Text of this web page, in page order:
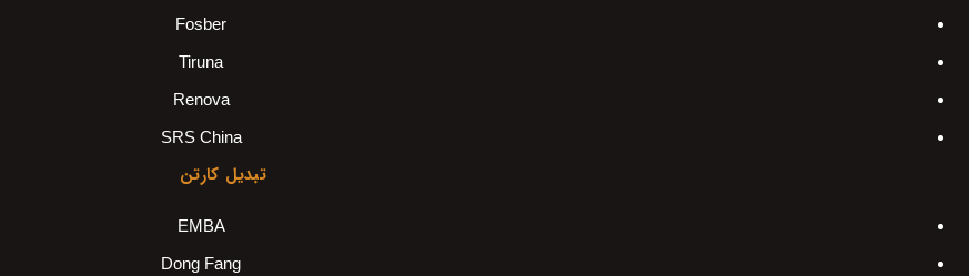
Fosber
Tiruna
Renova
SRS China
تبدیل کارتن
EMBA
Dong Fang